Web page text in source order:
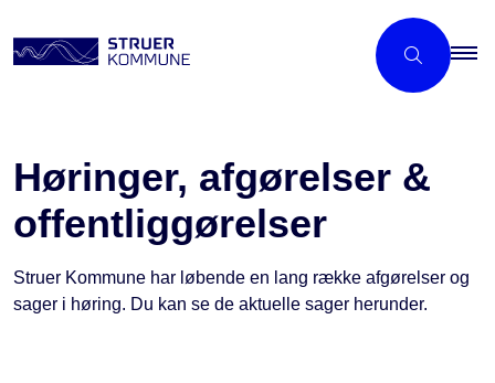
Høringer, afgørelser &
offentliggørelser
Struer Kommune har løbende en lang række afgørelser og
sager i høring. Du kan se de aktuelle sager herunder.